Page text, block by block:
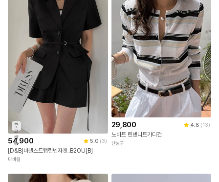
무
료
배
송
54,900 5.0 (3)
[D&B]바넬스트랩린넨자켓_B2OU[B]
다바걸
29,800 4.8 (13)
노바트 린넨니트가디건
난닝구